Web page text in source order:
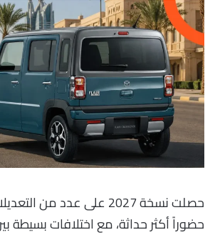
حصلت نسخة 2027 على عدد من
حضوراً أكثر حداثة، مع اختلافات بسيطة